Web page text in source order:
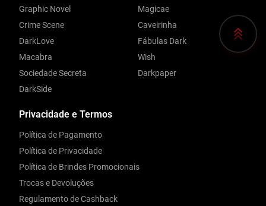
Privacidade e Termos
Política de Pagamento
Política de Privacidade
Política de Brindes Promocionais
Trocas e Devoluções
Regulamento de Cashback
Graphic Novel
Crime Scene
DarkLove
Macabra
Sociedade Secreta
DarkSide
Magicae
Caveirinha
Fábulas Dark
Wish
Darkpaper